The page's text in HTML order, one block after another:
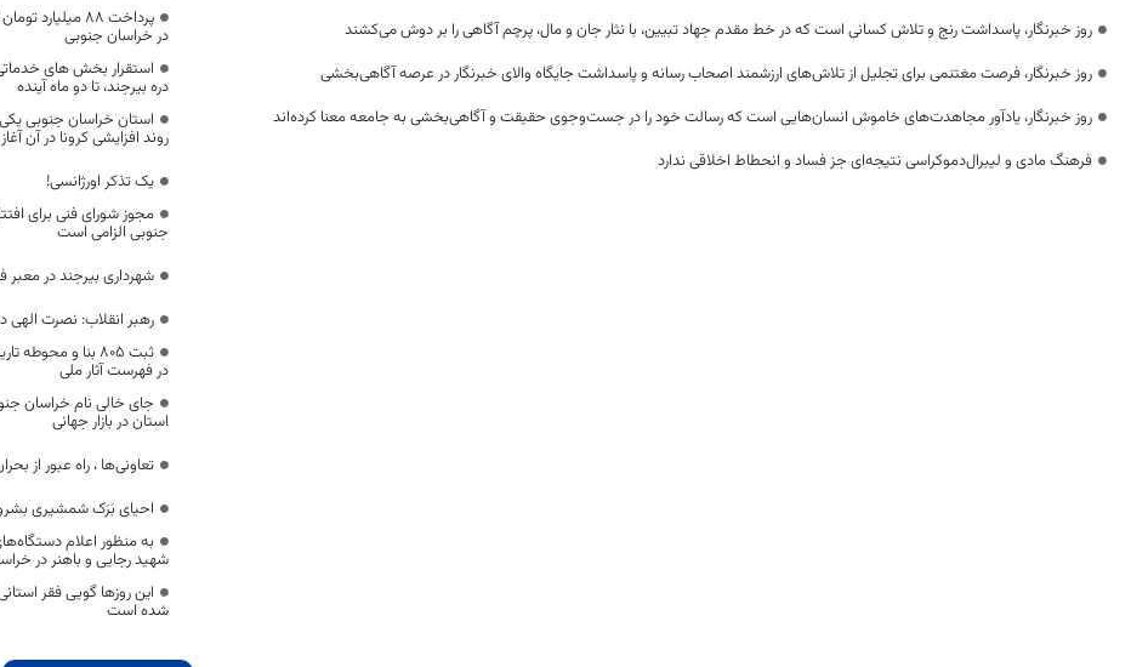
روز خبرنگار، پاسداشت رنج و تلاش کسانی است که در خط مقدم جهاد تبیین، با نثار جان و مال، پرچم آگاهی را بر دوش می‌کشند
روز خبرنگار، فرصت مغتنمی برای تجلیل از تلاش‌های ارزشمند اصحاب رسانه و پاسداشت جایگاه والای خبرنگار در عرصه آگاهی‌بخشی
روز خبرنگار، یادآور مجاهدت‌های خاموش انسان‌هایی است که رسالت خود را در جست‌وجوی حقیقت و آگاهی‌بخشی به جامعه معنا کرده‌اند
فرهنگ مادی و لیبرال‌دموکراسی نتیجه‌ای جز فساد و انحطاط اخلاقی ندارد
پرداخت ۸۸
در خراسان جنوبی
استقرار بخش های
دره بیرجند، تا دو ماه آینده
روند افزایشی کرونا در آن
یک تذکر اورژانسی!
مجوز شورای فنی برای
جنوبی الزامی است
شهرداری بیرجند در معبر
رهبر انقلاب:‌ نصرت الهی
ثبت ۸۰۵ بنا و
در فهرست آثار ملی
جای خالی نام خراسان
استان در بازار جهانی
تعاونی‌ها ، راه عبور از
احیای بَرَک شمشیری بشرویه
به منظور اعلام
شهید رجایی و باهنر در
این روزها گویی فقر
شده است